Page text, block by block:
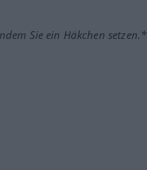
Sie ein Häkchen setzen.*